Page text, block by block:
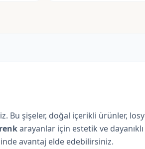
Bu şişeler, doğal içerikli ürünler,
arayanlar için estetik ve dayanıklı
avantaj elde edebilirsiniz.